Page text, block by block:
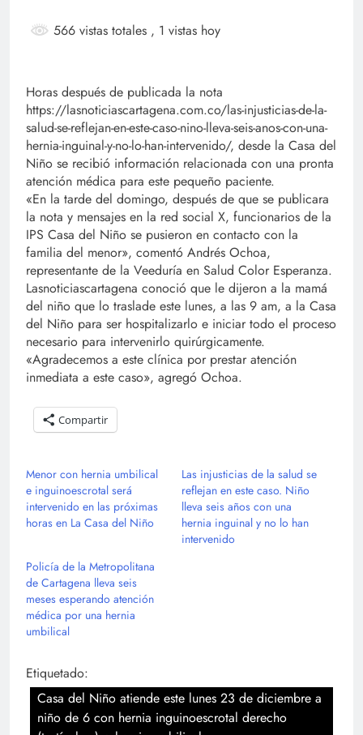
566 vistas totales , 1 vistas hoy
Horas después de publicada la nota
https://lasnoticiascartagena.com.co/las-injusticias-de-la-
salud-se-reflejan-en-este-caso-nino-lleva-seis-anos-con-una-
hernia-inguinal-y-no-lo-han-intervenido/, desde la Casa del
Niño se recibió información relacionada con una pronta
atención médica para este pequeño paciente.
«En la tarde del domingo, después de que se publicara
la nota y mensajes en la red social X, funcionarios de la
IPS Casa del Niño se pusieron en contacto con la
familia del menor», comentó Andrés Ochoa,
representante de la Veeduría en Salud Color Esperanza.
Lasnoticiascartagena conoció que le dijeron a la mamá
del niño que lo traslade este lunes, a las 9 am, a la Casa
del Niño para ser hospitalizarlo e iniciar todo el proceso
necesario para intervenirlo quirúrgicamente.
«Agradecemos a este clínica por prestar atención
inmediata a este caso», agregó Ochoa.
Compartir
Menor con hernia umbilical
e inguinoescrotal será
intervenido en las próximas
horas en La Casa del Niño
Las injusticias de la salud se
reflejan en este caso. Niño
lleva seis años con una
hernia inguinal y no lo han
intervenido
Policía de la Metropolitana
de Cartagena lleva seis
meses esperando atención
médica por una hernia
umbilical
Etiquetado:
Casa del Niño atiende este lunes 23 de diciembre a
niño de 6 con hernia inguinoescrotal derecho